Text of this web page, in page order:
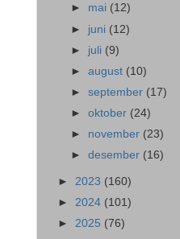
► mai (12)
► juni (12)
► juli (9)
►august (10)
►september (17)
►oktober (24)
► november (23)
►desember (16)
► 2023 (160)
► 2024 (101)
► 2025 (76)